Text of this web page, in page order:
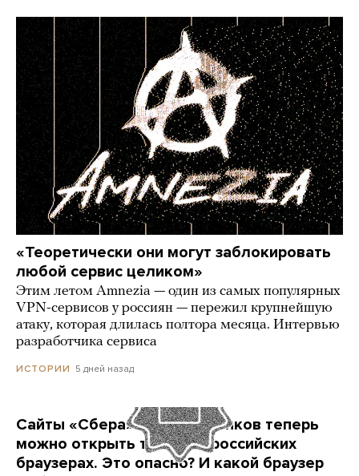
«Теоретически они могут заблокировать
любой сервис целиком»
Этим летом Amnezia — один из самых популярных
VPN-сервисов у россиян — пережил крупнейшую
атаку, которая длилась полтора месяца. Интервью
разработчика сервиса
ИСТОРИИ 5 дней назад
Сайты «Сбера» и других банков теперь
можно открыть только в российских
браузерах. Это опасно? И какой браузер